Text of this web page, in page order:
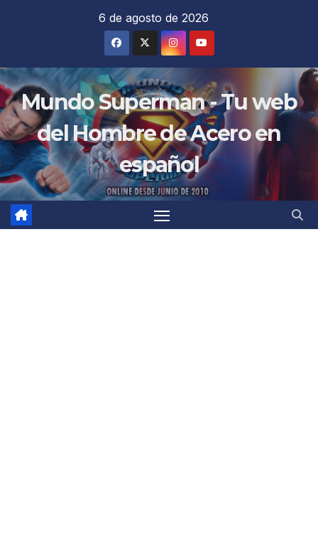
6 de agosto de 2026
Mundo Superman - Tu web
del Hombre de Acero en
español